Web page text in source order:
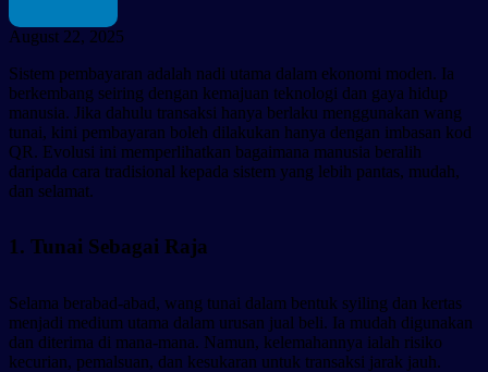
August 22, 2025
Sistem pembayaran adalah nadi utama dalam ekonomi moden. Ia
berkembang seiring dengan kemajuan teknologi dan gaya hidup
manusia. Jika dahulu transaksi hanya berlaku menggunakan wang
tunai, kini pembayaran boleh dilakukan hanya dengan imbasan kod
QR. Evolusi ini memperlihatkan bagaimana manusia beralih
daripada cara tradisional kepada sistem yang lebih pantas, mudah,
dan selamat.
1. Tunai Sebagai Raja
Selama berabad-abad, wang tunai dalam bentuk syiling dan kertas
menjadi medium utama dalam urusan jual beli. Ia mudah digunakan
dan diterima di mana-mana. Namun, kelemahannya ialah risiko
kecurian, pemalsuan, dan kesukaran untuk transaksi jarak jauh.